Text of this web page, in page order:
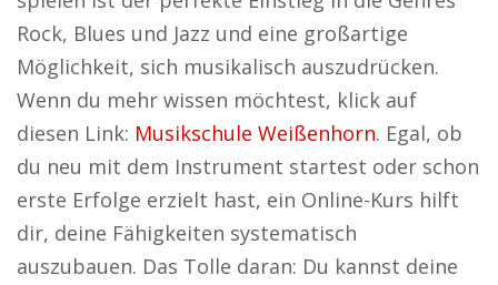
Rock, Blues und Jazz und eine großartige
Möglichkeit, sich musikalisch auszudrücken.
Wenn du mehr wissen möchtest, klick auf
diesen Link: Musikschule Weißenhorn. Egal, ob
du neu mit dem Instrument startest oder schon
erste Erfolge erzielt hast, ein Online-Kurs hilft
dir, deine Fähigkeiten systematisch
auszubauen. Das Tolle daran: Du kannst deine